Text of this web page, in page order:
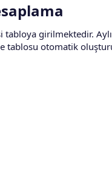
tabloya girilmektedir.
otomatik